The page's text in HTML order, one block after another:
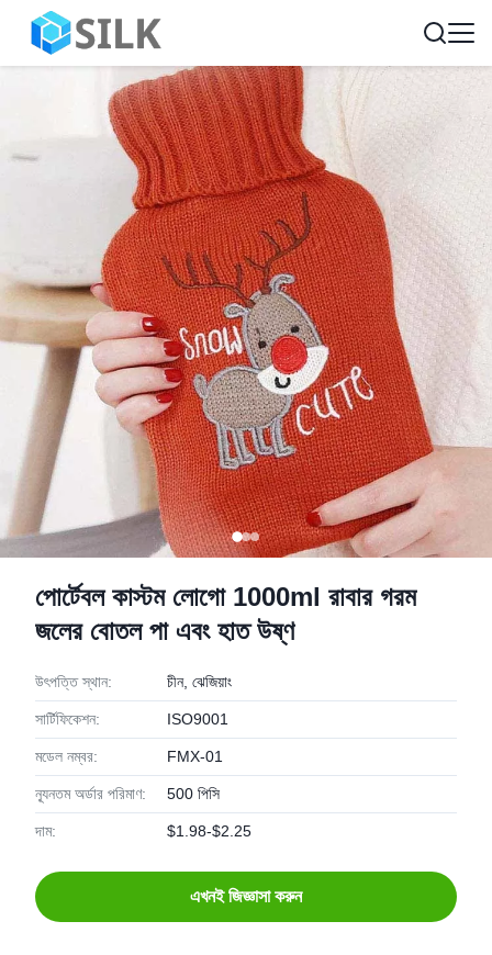
পোর্টেবল কাস্টম লোগো 1000ml রাবার গরম
জলের বোতল পা এবং হাত উষ্ণ
উৎপত্তি স্থান: চীন, ঝেজিয়াং
সার্টিফিকেশন: ISO9001
মডেল নম্বর: FMX-01
ন্যূনতম অর্ডার পরিমাণ: 500 পিসি
দাম: $1.98-$2.25
এখনই জিজ্ঞাসা করুন